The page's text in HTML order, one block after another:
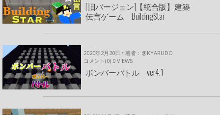
[旧バージョン]【統合版】建築
伝言ゲーム BuildingStar
2020年2月20日 • 著者：@KYARUDO
コメント(0) 0 VIEWS
ボンバーバトル ver4.1